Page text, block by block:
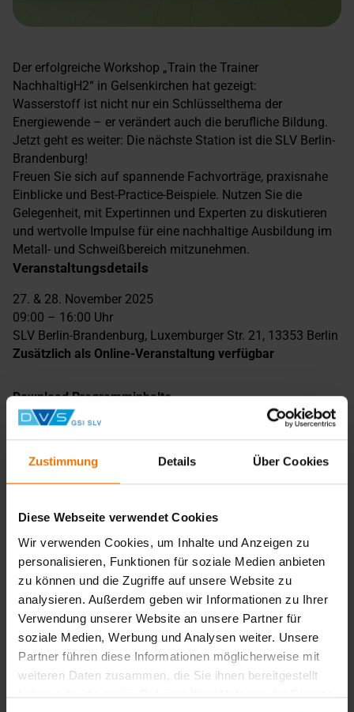
Zustimmung Details Über Cookies
Diese Webseite verwendet Cookies
Wir verwenden Cookies, um Inhalte und Anzeigen zu
personalisieren, Funktionen für soziale Medien anbieten
zu können und die Zugriffe auf unsere Website zu
analysieren. Außerdem geben wir Informationen zu Ihrer
Verwendung unserer Website an unsere Partner für
soziale Medien, Werbung und Analysen weiter. Unsere
Partner führen diese Informationen möglicherweise mit
weiteren Daten zusammen, die Sie ihnen bereitgestellt
haben oder die sie im Rahmen Ihrer Nutzung der Dienste
Der erfolgreiche Workshop „Train the Trainer
NachhaltigH2“ in Gelsenkirchen hat gezeigt:
Wasserstoff ist nicht nur ein Schlüsselthema der
Energiewende – er verändert auch die berufliche Bildung.
Jetzt geht es weiter: Die nächste Station ist die SLV Berlin-
Brandenburg!
Freuen Sie sich auf spannende Fachvorträge, praxisnahe
Einblicke und Best-Practice-Beispiele. Nutzen Sie die
Gelegenheit, mit Expertinnen und Experten zu diskutieren
und wertvolle Impulse für eine nachhaltige Ausbildung im
Metall- und Schweißbereich mitzunehmen.
Veranstaltungsdetails
27. & 28. November 2025
09:00 – 16:00 Uhr
SLV Berlin-Brandenburg, Luxemburger Str. 21, 13353 Berlin
Zusätzlich als Online-Veranstaltung verfügbar
Download Programminhalte
Train the Trainer - Nachhaltig H2
Das Projekt „Nachhaltigkeit in der bisherigen Berufspraxis
und neue Aufgabenfelder im Bereich Wasserstofftechnik
als Anforderungen an den Ausbildungsberuf
Anlagenmechaniker/in“ wird im Rahmen des Programms
„Nachhaltig im Beruf - zukunftsorientiert ausbilden“ vom
Bundesministerium für Bildung, Familie, Senioren, Frauen
und Jugend und der Europäischen Union über den